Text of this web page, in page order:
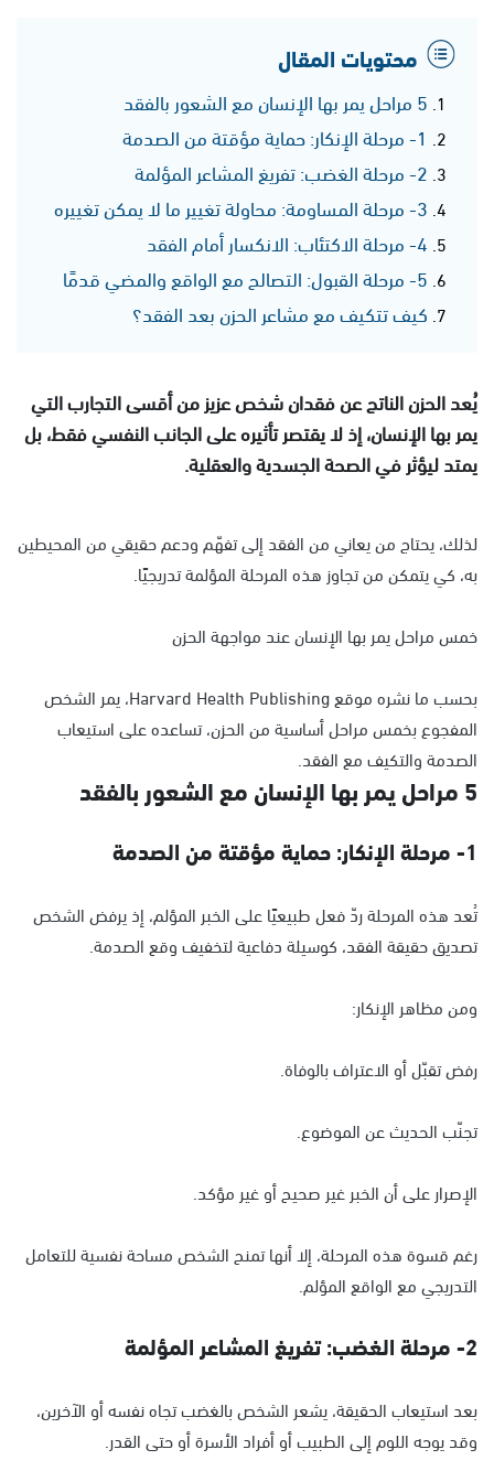
محتويات المقال
5 مراحل يمر بها الإنسان مع الشعور بالفقد
1- مرحلة الإنكار: حماية مؤقتة من الصدمة
2- مرحلة الغضب: تفريغ المشاعر المؤلمة
3- مرحلة المساومة: محاولة تغيير ما لا يمكن تغييره
4- مرحلة الاكتئاب: الانكسار أمام الفقد
5- مرحلة القبول: التصالح مع الواقع والمضي قدمًا
كيف تتكيف مع مشاعر الحزن بعد الفقد؟
يُعد الحزن الناتج عن فقدان شخص عزيز من أقسى التجارب التي
يمر بها الإنسان، إذ لا يقتصر تأثيره على الجانب النفسي فقط، بل
يمتد ليؤثر في الصحة الجسدية والعقلية.
لذلك، يحتاج من يعاني من الفقد إلى تفهّم ودعم حقيقي من المحيطين
به، كي يتمكن من تجاوز هذه المرحلة المؤلمة تدريجيًا.
خمس مراحل يمر بها الإنسان عند مواجهة الحزن
بحسب ما نشره موقع Harvard Health Publishing، يمر الشخص
المفجوع بخمس مراحل أساسية من الحزن، تساعده على استيعاب
الصدمة والتكيف مع الفقد.
5 مراحل يمر بها الإنسان مع الشعور بالفقد
1- مرحلة الإنكار: حماية مؤقتة من الصدمة
تُعد هذه المرحلة ردّ فعل طبيعيًا على الخبر المؤلم، إذ يرفض الشخص
تصديق حقيقة الفقد، كوسيلة دفاعية لتخفيف وقع الصدمة.
ومن مظاهر الإنكار:
رفض تقبّل أو الاعتراف بالوفاة.
تجنّب الحديث عن الموضوع.
الإصرار على أن الخبر غير صحيح أو غير مؤكد.
رغم قسوة هذه المرحلة، إلا أنها تمنح الشخص مساحة نفسية للتعامل
التدريجي مع الواقع المؤلم.
2- مرحلة الغضب: تفريغ المشاعر المؤلمة
بعد استيعاب الحقيقة، يشعر الشخص بالغضب تجاه نفسه أو الآخرين،
وقد يوجه اللوم إلى الطبيب أو أفراد الأسرة أو حتى القدر.